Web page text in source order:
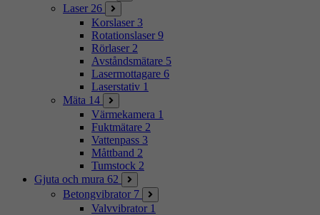
Laser 26
Korslaser 3
Rotationslaser 9
Rörlaser 2
Avståndsmätare 5
Lasermottagare 6
Laserstativ 1
Mäta 14
Värmekamera 1
Fuktmätare 2
Vattenpass 3
Måttband 2
Tumstock 2
Gjuta och mura 62
Betongvibrator 7
Valvvibrator 1